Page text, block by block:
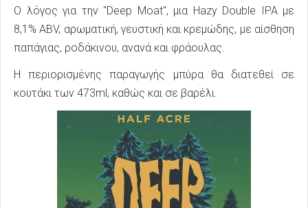
Ο λόγος για την "Deep Moat", μια Hazy Double IPA με
8,1% ABV, αρωματική, γευστική και κρεμώδης, με αίσθηση
παπάγιας, ροδάκινου, ανανά και φράουλας.
Η περιορισμένης παραγωγής μπύρα θα διατεθεί σε
κουτάκι των 473ml, καθώς και σε βαρέλι.